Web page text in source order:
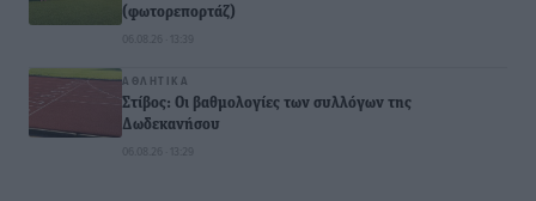
(φωτορεπορτάζ)
06.08.26 · 13:39
ΑΘΛΗΤΙΚΆ
Στίβος: Οι βαθμολογίες των συλλόγων της
Δωδεκανήσου
06.08.26 · 13:29